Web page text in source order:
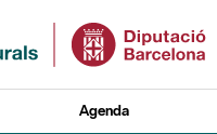
Agenda